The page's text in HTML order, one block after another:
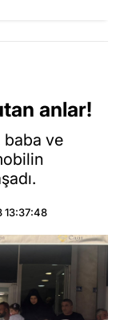
anlar!
baba ve
13:37:48